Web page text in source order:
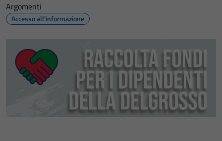
Argomenti
Accesso all'informazione